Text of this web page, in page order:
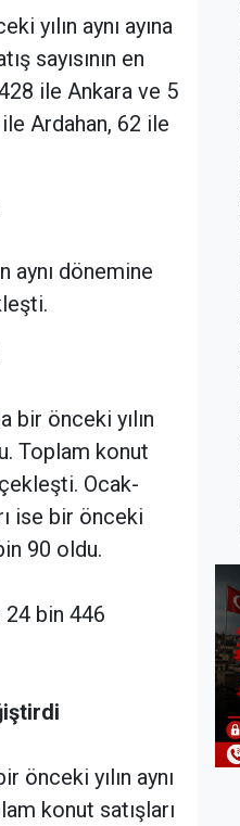
yılın aynı ayına
sayısının en
ile Ankara ve 5
Ardahan, 62 ile
aynı dönemine
bir önceki yılın
Toplam konut
Ocak-
ise bir önceki
90 oldu.
24 bin 446
önceki yılın aynı
konut satışları